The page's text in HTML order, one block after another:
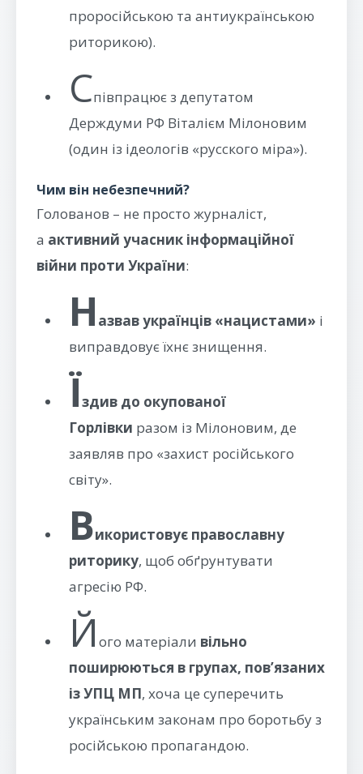
проросійською та антиукраїнською
риторикою).
Співпрацює з депутатом
Держдуми РФ Віталієм Мілоновим
(один із ідеологів «русского міра»).
Чим він небезпечний?
Голованов – не просто журналіст,
а активний учасник інформаційної
війни проти України:
Н азвав українців «нацистами» і
виправдовує їхнє знищення.
Їздив до окупованої
Горлівки разом із Мілоновим, де
заявляв про «захист російського
світу».
Використовує православну
риторику, щоб обґрунтувати
агресію РФ.
Й ого матеріали вільно
поширюються в групах, пов’язаних
із УПЦ МП, хоча це суперечить
українським законам про боротьбу з
російською пропагандою.